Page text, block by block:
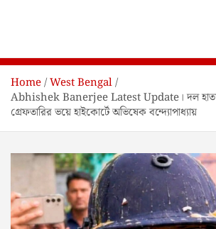
Home West Bengal
Abhishek Banerjee Latest Update। দল
গ্রেফতারির ভয়ে হাইকোর্টে অভিষেক বন্দ্যোপাধ্যায়